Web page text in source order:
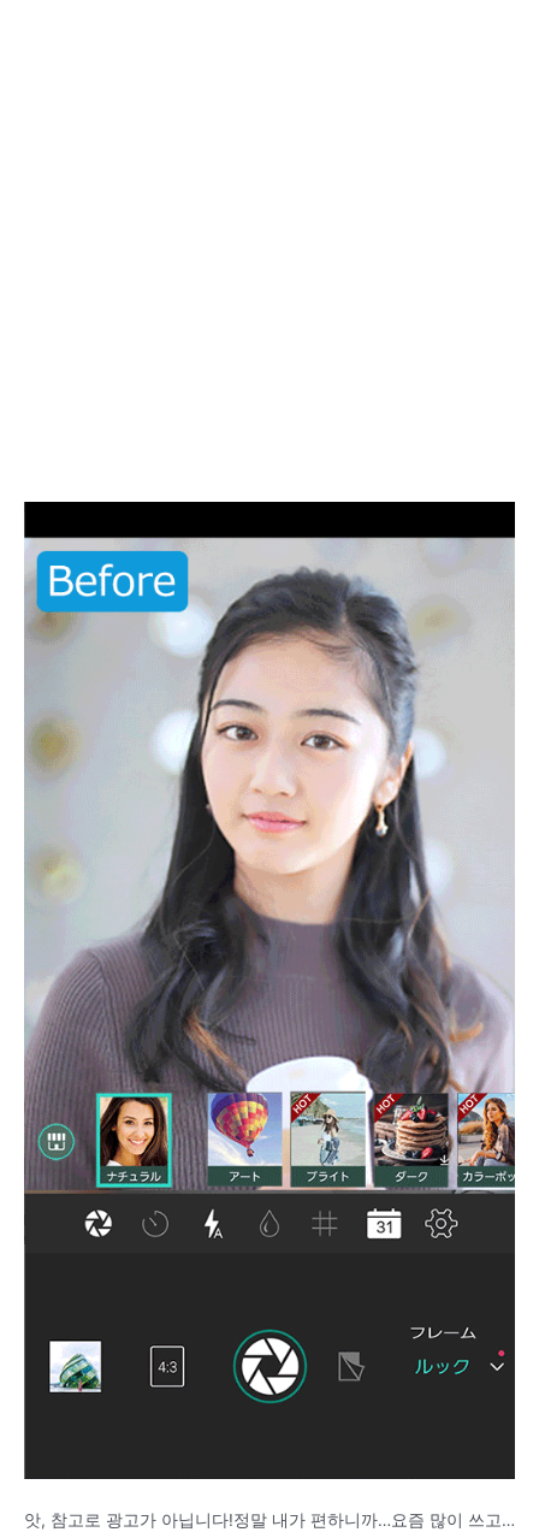
앗, 참고로 광고가 아닙니다!정말 내가 편하니까…요즘 많이 쓰고…